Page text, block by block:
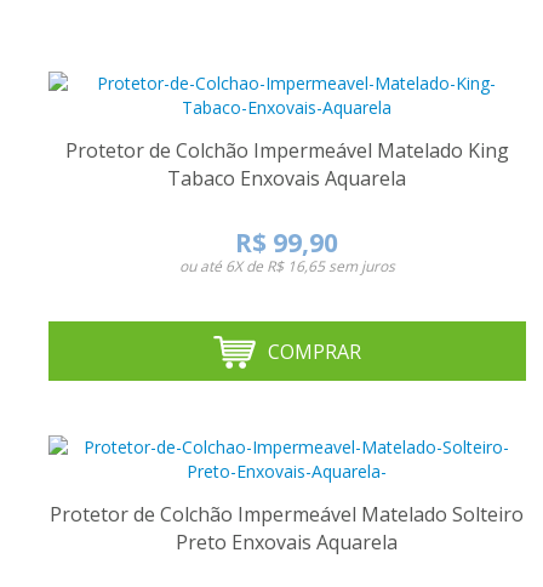
Protetor de Colchão Impermeável Matelado King
Tabaco Enxovais Aquarela
R$ 99,90
ou até6X de R$ 16,65sem juros
COMPRAR
Protetor de Colchão Impermeável Matelado Solteiro
Preto Enxovais Aquarela